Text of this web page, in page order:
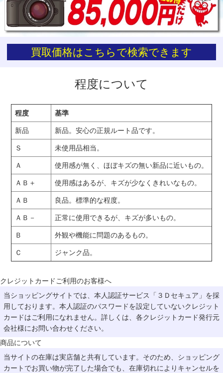
お買い物を続ける カートへ進む
買取価格はこちらで検索できます
程度について
程度
基準
新品
新品。安心の正規ルート品です。
Ｓ
未使用品相当。
Ａ
使用感が無く、ほぼキズの無い新品に近いもの。
ＡＢ＋
使用感はあるが、キズが少なくきれいなもの。
ＡＢ
良品。標準的な程度。
ＡＢ－
正常に使用できるが、キズが多いもの。
Ｂ
外観や機能に問題のあるもの。
Ｃ
ジャンク品。
クレジットカードご利用のお客様へ
当ショッピングサイトでは、本人認証サービス「３Ｄセキュア」を採
用しております。本人認証のパスワードを設定していないクレジット
カードはご利用になれません。詳しくは、各クレジットカード発行元
会社様にお問い合わせください。
商品について
当サイトの在庫は実店舗と共有しています。そのため、ショッピング
カートでお買い物が完了した場合でも、在庫切れによりキャンセルを